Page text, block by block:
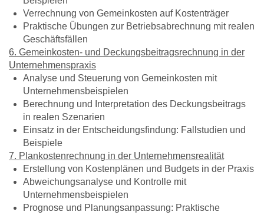
Verrechnung von Gemeinkosten auf Kostenträger
Praktische Übungen zur Betriebsabrechnung mit realen
Geschäftsfällen
6. Gemeinkosten- und Deckungsbeitragsrechnung in der
Unternehmenspraxis
Analyse und Steuerung von Gemeinkosten mit
Unternehmensbeispielen
Berechnung und Interpretation des Deckungsbeitrags
in realen Szenarien
Einsatz in der Entscheidungsfindung: Fallstudien und
Beispiele
7. Plankostenrechnung in der Unternehmensrealität
Erstellung von Kostenplänen und Budgets in der Praxis
Abweichungsanalyse und Kontrolle mit
Unternehmensbeispielen
Prognose und Planungsanpassung: Praktische